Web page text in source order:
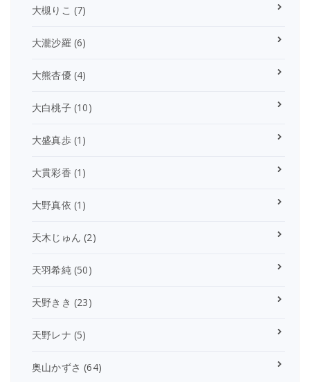
大槻りこ (7)
大瀧沙羅 (6)
大熊杏優(4)
大白桃子(10)
大盛真歩(1)
大貫彩香 (1)
大野真依 (1)
天木じゅん (2)
天羽希純(50)
天野きき (23)
天野レナ (5)
奥山かずさ (64)